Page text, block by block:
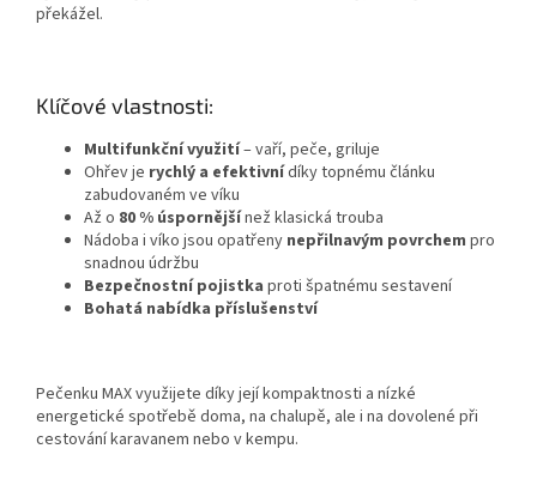
překážel.
Klíčové vlastnosti:
Multifunkční využití– vaří, peče, griluje
Ohřev je rychlý a efektivnídíky topnému článku
zabudovaném ve víku
Až o 80 % úspornějšínež klasická trouba
Nádoba i víko jsou opatřeny nepřilnavým povrchem pro
snadnou údržbu
Bezpečnostní pojistka proti špatnému sestavení
Bohatá nabídka příslušenství
Pečenku MAX využijete díky její kompaktnosti a nízké
energetické spotřebě doma, na chalupě, ale i na dovolené při
cestování karavanem nebo v kempu.